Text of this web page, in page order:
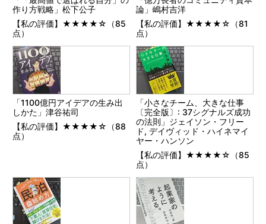
作り方戦略」松下公子
【私の評価】★★★★☆（85
点）
論」嶋村吉洋
【私の評価】★★★★☆（81
点）
「1100億円アイデアの生み出
しかた」津谷祐司
【私の評価】★★★★☆（88
点）
「小さなチーム、大きな仕事
〔完全版〕: 37シグナルズ成功
の法則」ジェイソン・フリー
ド, デイヴィッド・ハイネマイ
ヤー・ハンソン
【私の評価】★★★★☆（85
点）